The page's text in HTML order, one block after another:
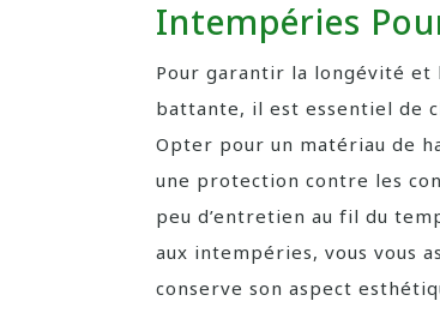
Intempéries
Pour garantir la longévité
battante, il est essentiel de
Opter pour un matériau de
une protection contre les
peu d’entretien au fil du
aux intempéries, vous vous
conserve son aspect